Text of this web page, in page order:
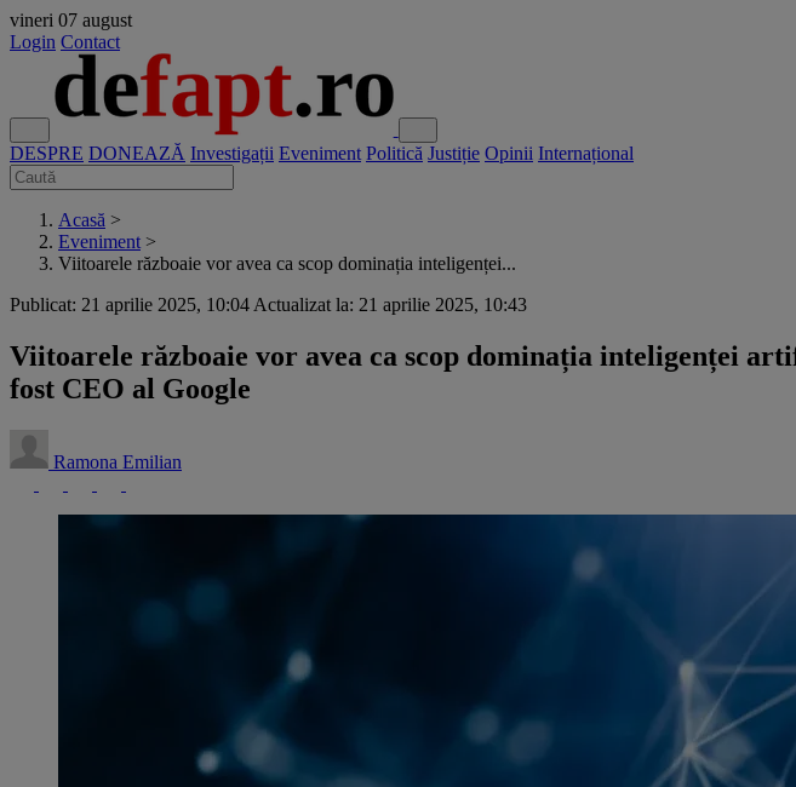
vineri 07 august
Login Contact
DESPRE DONEAZĂ Investigații Eveniment Politică Justiție Opinii Internațional
Acasă >
Eveniment >
Viitoarele războaie vor avea ca scop dominația inteligenței...
Publicat: 21 aprilie 2025, 10:04 Actualizat la: 21 aprilie 2025, 10:43
Viitoarele războaie vor avea ca scop dominația inteligenței
fost CEO al Google
Ramona Emilian